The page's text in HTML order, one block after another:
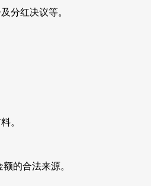
分红决议等。
。
的合法来源。